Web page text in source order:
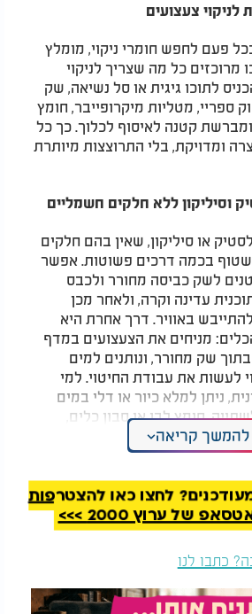
לניקוי צעצועים
פעם לחפש חומרי ניקוי, מומלץ
מרוכזים כל מה שצריך לניקוי
לתוכו גיגית או סל נשיאה, שק
ספריי, מטליות מיקרופייבר, חומץ
קטנה לאיסוף לכלוך. כך כל
ומדויקת, בלי התרוצצות מיותרת
וסיליקון ללא חלקים חשמליים
או סיליקון, שאין בהם חלקים
לשטוף בכמה דרכים פשוטות. אפשר
לשק כביסה מחורר ולכבס
עדינה וקרה, ולאחר מכן
באוויר. דרך אחרת היא
מניחים את הצעצועים במדף
שק מחורר, ונותנים למים
לעשות את עבודת החיטוי. למי
ניתן למלא כיור או דלי במים
חומץ לבן או סבון כלים,
מעט, ואז לשטוף ולנגב במטלית
להמשך קריאה
לחצו כאן להצטרפות
של ערוץ 2000 >>>
כתבו לנו